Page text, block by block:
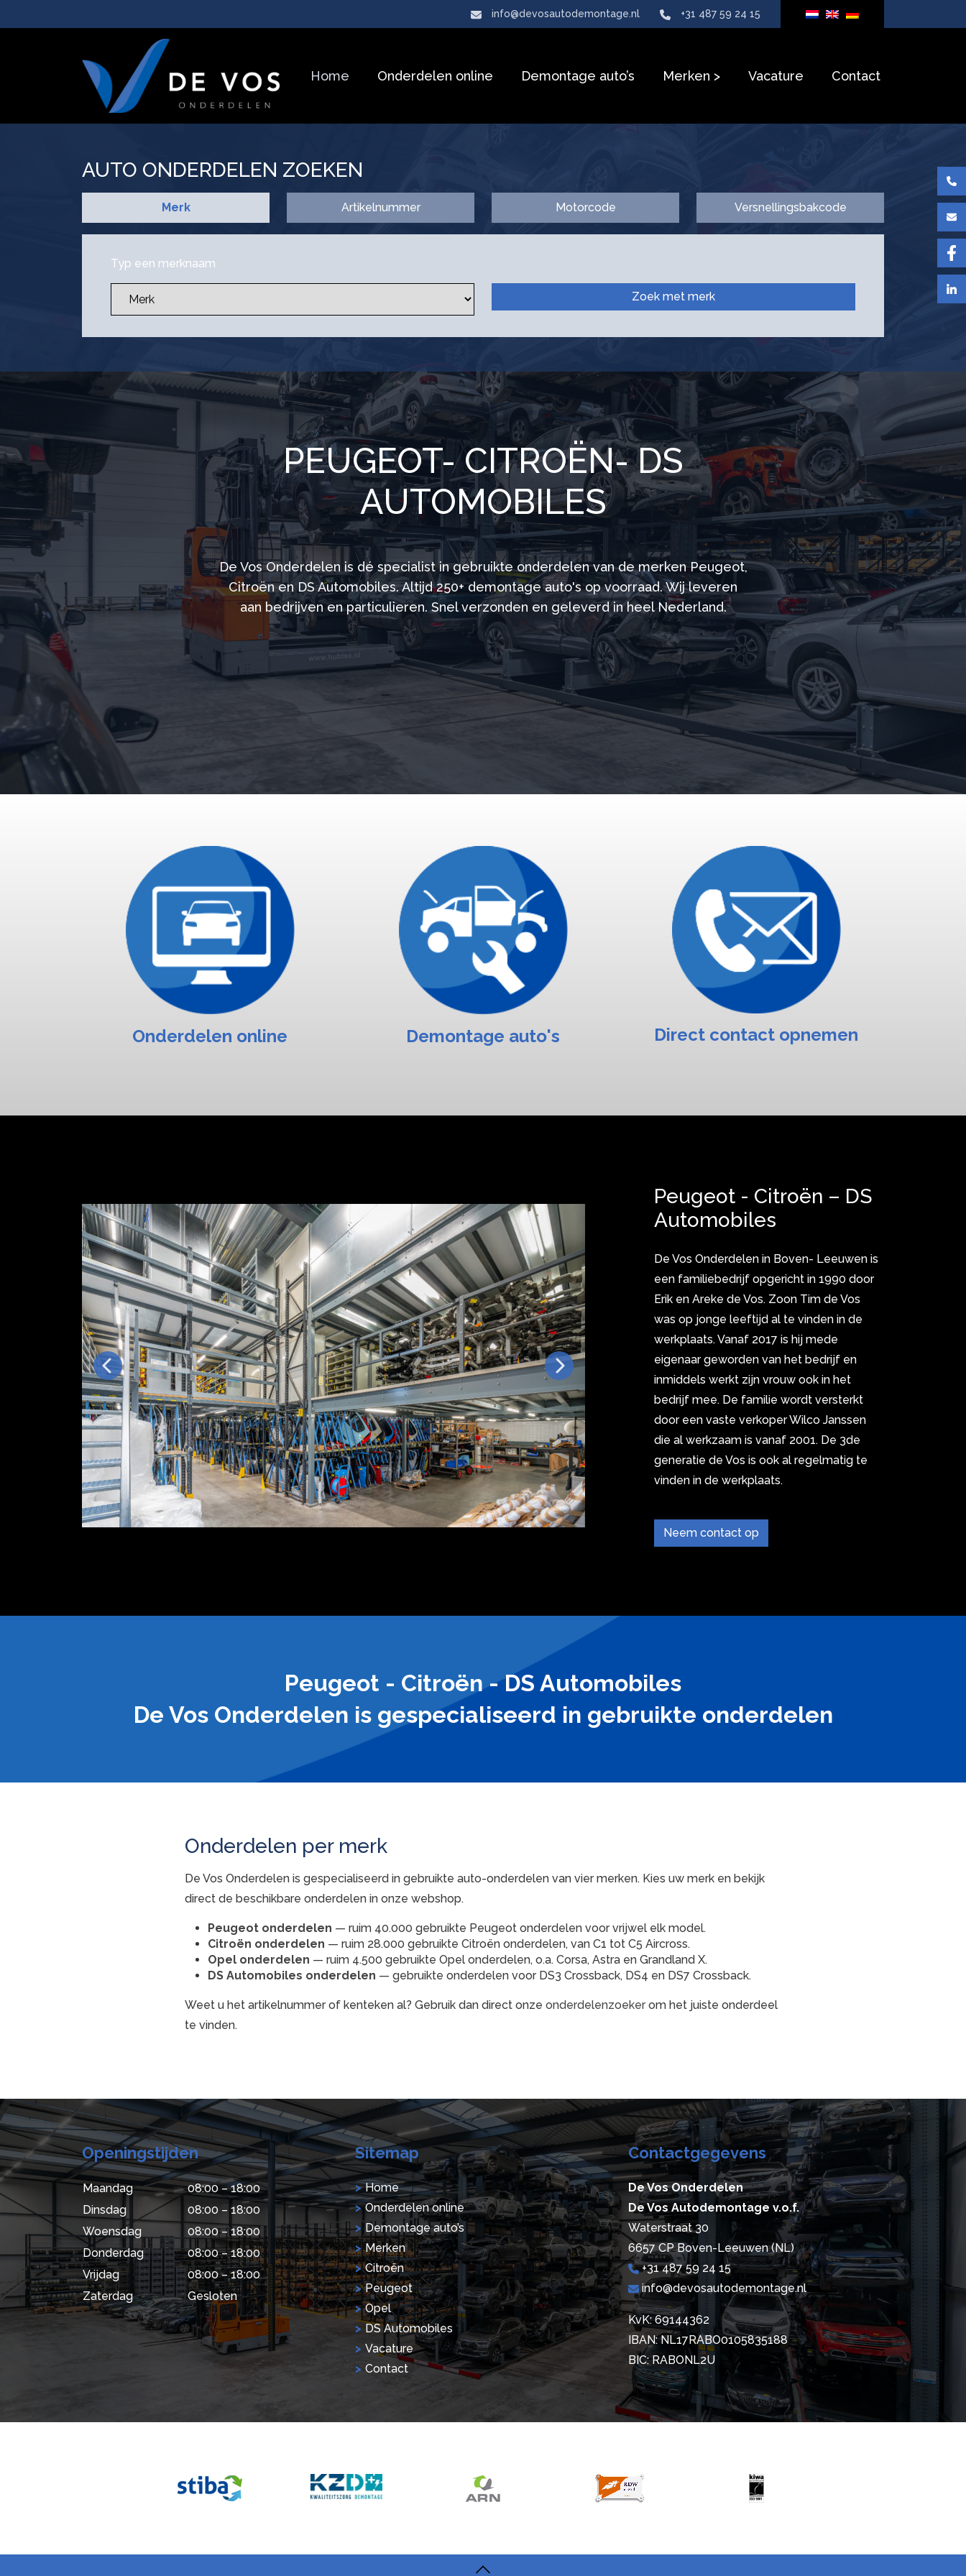
info@devosautodemontage.nl +31 487 59 24 15
Home Onderdelen online Demontage auto’s Merken Vacature Contact
AUTO ONDERDELEN ZOEKEN
Merk Artikelnummer Motorcode Versnellingsbakcode
Typ een merknaam
Zoek met merk
PEUGEOT- CITROËN- DS
AUTOMOBILES
De Vos Onderdelen is dé specialist in gebruikte onderdelen van de merken Peugeot,
Citroën en DS Automobiles. Altijd 250+ demontage auto's op voorraad. Wij leveren
aan bedrijven en particulieren. Snel verzonden en geleverd in heel Nederland.
Onderdelen online Demontage auto's Direct contact opnemen
Peugeot - Citroën – DS
Automobiles
De Vos Onderdelen in Boven- Leeuwen is
een familiebedrijf opgericht in 1990 door
Erik en Areke de Vos. Zoon Tim de Vos
was op jonge leeftijd al te vinden in de
werkplaats. Vanaf 2017 is hij mede
eigenaar geworden van het bedrijf en
inmiddels werkt zijn vrouw ook in het
bedrijf mee. De familie wordt versterkt
door een vaste verkoper Wilco Janssen
die al werkzaam is vanaf 2001. De 3de
generatie de Vos is ook al regelmatig te
vinden in de werkplaats.
Neem contact op
Peugeot - Citroën - DS Automobiles
De Vos Onderdelen is gespecialiseerd in gebruikte onderdelen
Onderdelen per merk
De Vos Onderdelen is gespecialiseerd in gebruikte auto-onderdelen van vier merken. Kies uw merk en bekijk
direct de beschikbare onderdelen in onze webshop.
Peugeot onderdelen — ruim 40.000 gebruikte Peugeot onderdelen voor vrijwel elk model.
Citroën onderdelen — ruim 28.000 gebruikte Citroën onderdelen, van C1 tot C5 Aircross.
Opel onderdelen — ruim 4.500 gebruikte Opel onderdelen, o.a. Corsa, Astra en Grandland X.
DS Automobiles onderdelen — gebruikte onderdelen voor DS3 Crossback, DS4 en DS7 Crossback.
Weet u het artikelnummer of kenteken al? Gebruik dan direct onze onderdelenzoekerom het juiste onderdeel
te vinden.
Openingstijden
Maandag
08:00 – 18:00
Dinsdag
08:00 – 18:00
Woensdag
08:00 – 18:00
Donderdag
08:00 – 18:00
Vrijdag
08:00 – 18:00
Zaterdag
Gesloten
Sitemap
Home
Onderdelen online
Demontage auto’s
Merken
Citroën
Peugeot
Opel
DS Automobiles
Vacature
Contact
Contactgegevens
De Vos Onderdelen
De Vos Autodemontage v.o.f.
Waterstraat 30
6657 CP Boven-Leeuwen (NL)
+31 487 59 24 15
info@devosautodemontage.nl
KvK: 69144362
IBAN: NL17RABO0105835188
BIC: RABONL2U